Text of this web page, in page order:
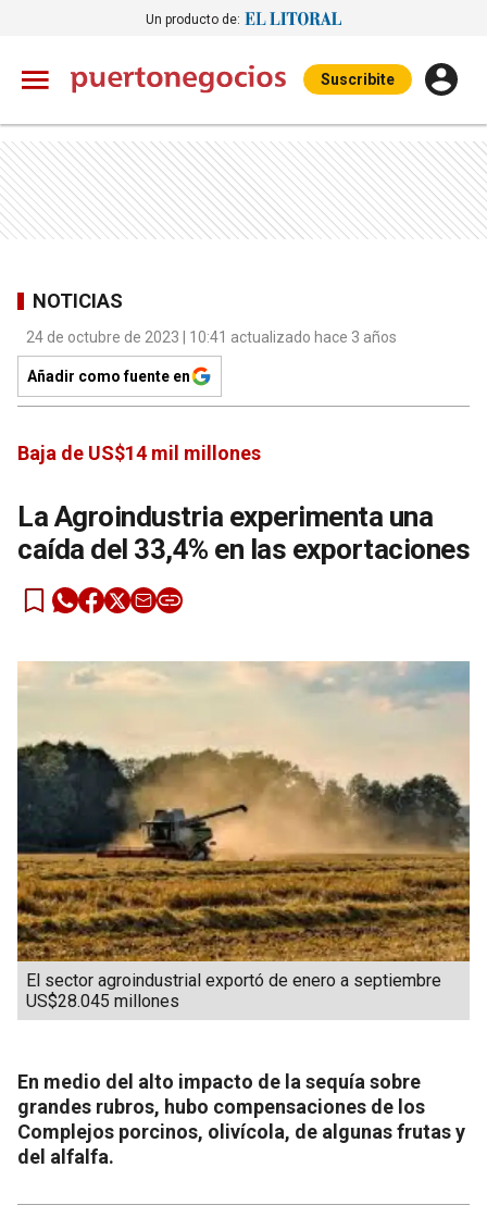
Un producto de:
Suscribite
NOTICIAS
24 de octubre de 2023 | 10:41 actualizado hace 3 años
Añadir como fuente en
Baja de US$14 mil millones
La Agroindustria experimenta una
caída del 33,4% en las exportaciones
El sector agroindustrial exportó de enero a septiembre
US$28.045 millones
En medio del alto impacto de la sequía sobre
grandes rubros, hubo compensaciones de los
Complejos porcinos, olivícola, de algunas frutas y
del alfalfa.